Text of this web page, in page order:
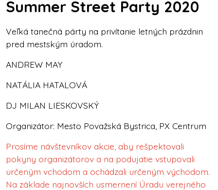
Summer Street Party 2020
Veľká tanečná párty na privítanie letných prázdnin
pred mestským úradom.
ANDREW MAY
NATÁLIA HATALOVÁ
DJ MILAN LIESKOVSKÝ
Organizátor: Mesto Považská Bystrica, PX Centrum
Prosíme návštevníkov akcie, aby rešpektovali
pokyny organizátorov a na podujatie vstupovali
určeným vchodom a ochádzali určeným východom.
Na základe najnovších usmernení Úradu verejného